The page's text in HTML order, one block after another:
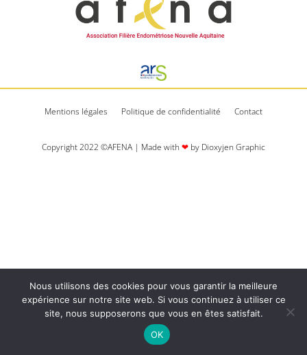
Mentions légales Politique de confidentialité Contact
Copyright 2022 ©AFENA | Made with ❤ by Dioxyjen Graphic​​
Nous utilisons des cookies pour vous garantir la meilleure
expérience sur notre site web. Si vous continuez à utiliser ce
site, nous supposerons que vous en êtes satisfait.
OK